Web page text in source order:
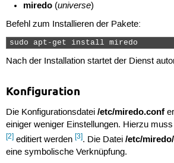
miredo (universe)
Befehl zum Installieren der Pakete:
sudo apt-get install miredo
Nach der Installation startet der Dienst
Konfiguration
Die Konfigurationsdatei /etc/miredo.conf
einiger weniger Einstellungen. Hierzu
[2]editiert werden [3]. Die Datei /etc/
eine symbolische Verknüpfung.